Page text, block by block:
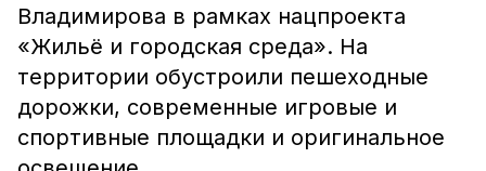
Владимирова в рамках нацпроекта
«Жильё и городская среда». На
территории обустроили пешеходные
дорожки, современные игровые и
спортивные площадки и оригинальное